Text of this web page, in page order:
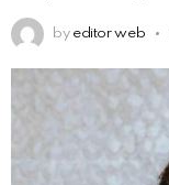
by editor web